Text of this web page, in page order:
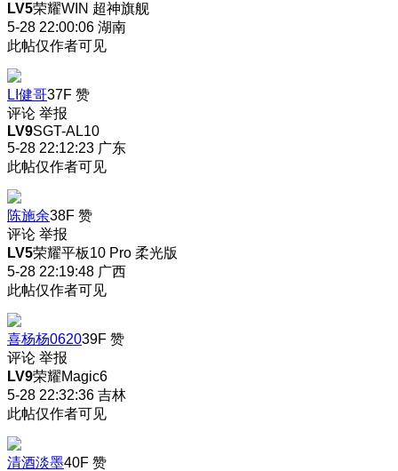
LV5荣耀WIN 超神旗舰
5-28 22:00:06 湖南
此帖仅作者可见
LI健哥37F 赞
评论 举报
LV9SGT-AL10
5-28 22:12:23 广东
此帖仅作者可见
陈施余38F 赞
评论 举报
LV5荣耀平板10 Pro 柔光版
5-28 22:19:48 广西
此帖仅作者可见
喜杨杨062039F 赞
评论 举报
LV9荣耀Magic6
5-28 22:32:36 吉林
此帖仅作者可见
清酒淡墨40F 赞